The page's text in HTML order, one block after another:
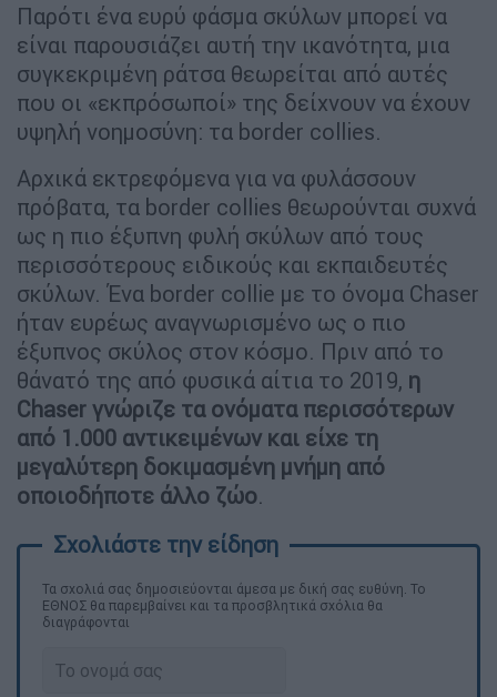
Παρότι ένα ευρύ φάσμα σκύλων μπορεί να
είναι παρουσιάζει αυτή την ικανότητα, μια
συγκεκριμένη ράτσα θεωρείται από αυτές
που οι «εκπρόσωποί» της δείχνουν να έχουν
υψηλή νοημοσύνη: τα border collies.
Αρχικά εκτρεφόμενα για να φυλάσσουν
πρόβατα, τα border collies θεωρούνται συχνά
ως η πιο έξυπνη φυλή σκύλων από τους
περισσότερους ειδικούς και εκπαιδευτές
σκύλων. Ένα border collie με το όνομα Chaser
ήταν ευρέως αναγνωρισμένο ως ο πιο
έξυπνος σκύλος στον κόσμο. Πριν από το
θάνατό της από φυσικά αίτια το 2019, η
Chaser γνώριζε τα ονόματα περισσότερων
από 1.000 αντικειμένων και είχε τη
μεγαλύτερη δοκιμασμένη μνήμη από
οποιοδήποτε άλλο ζώο.
Τα σχολιά σας δημοσιεύονται άμεσα με δική σας ευθύνη. Το
ΕΘΝΟΣ θα παρεμβαίνει και τα προσβλητικά σχόλια θα
διαγράφονται